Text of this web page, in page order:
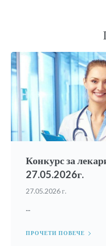
Конкурс за
27.05.2026г.
27.05.2026 г.
...
ПРОЧЕТИ ПОВЕЧЕ